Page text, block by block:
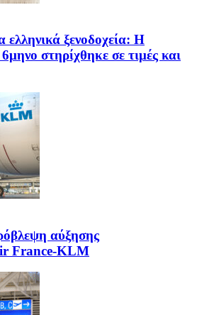
ξενοδοχεία: Η
στηρίχθηκε σε τιμές και
αύξησης
France-KLM